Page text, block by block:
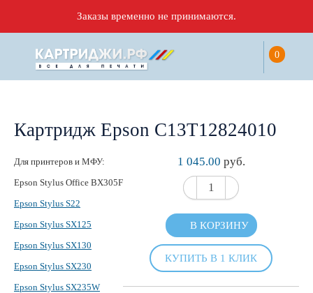
Заказы временно не принимаются.
0
Картридж Epson C13T12824010
Для принтеров и МФУ:
Epson Stylus Office BX305F
Epson Stylus S22
Epson Stylus SX125
Epson Stylus SX130
Epson Stylus SX230
Epson Stylus SX235W
1 045.00 руб.
В КОРЗИНУ
КУПИТЬ В 1 КЛИК